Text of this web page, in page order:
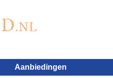
Aanbiedingen